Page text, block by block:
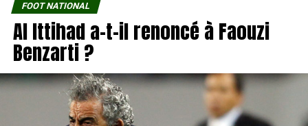
FOOT NATIONAL
Al Ittihad a-t-il renoncé à Faouzi
Benzarti ?